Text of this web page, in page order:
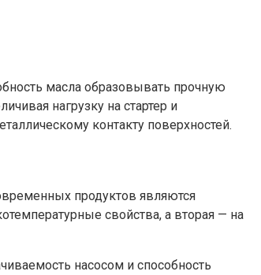
масла образовывать прочную
нагрузку на стартер и
контакту поверхностей.
продуктов являются
свойства, а вторая — на
насосом и способность